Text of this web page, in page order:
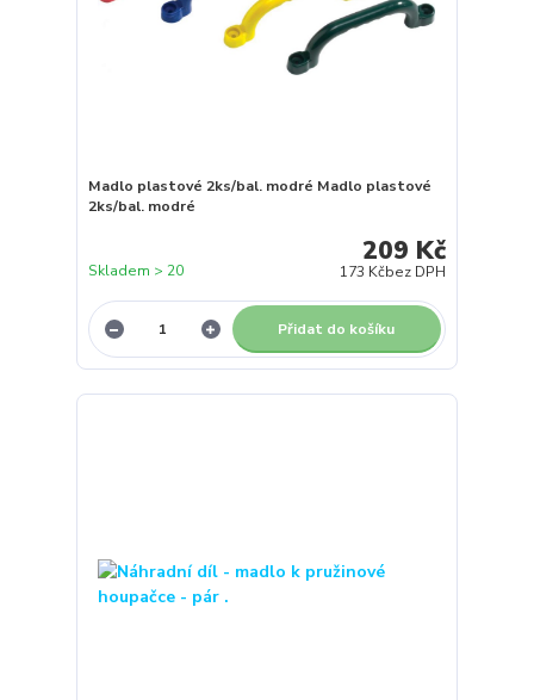
Madlo plastové 2ks/bal. modré Madlo plastové
2ks/bal. modré
209 Kč
173 Kčbez DPH
Skladem > 20
Přidat do košíku